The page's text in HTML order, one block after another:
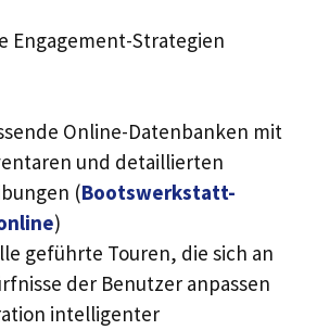
Engagement-Strategien
Online-Datenbanken mit
und detaillierten
(Bootswerkstatt-
)
geführte Touren, die sich an
der Benutzer anpassen
intelligenter